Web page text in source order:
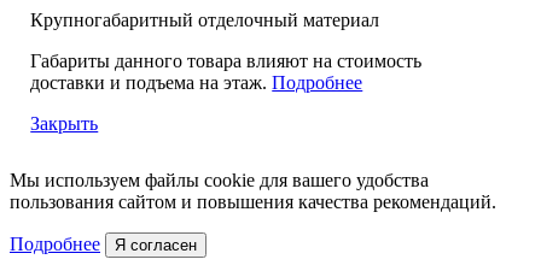
Крупногабаритный отделочный материал
Габариты данного товара влияют на стоимость
доставки и подъема на этаж.Подробнее
Закрыть
Мы используем файлы cookie для вашего удобства
пользования сайтом и повышения качества рекомендаций.
Подробнее Я согласен